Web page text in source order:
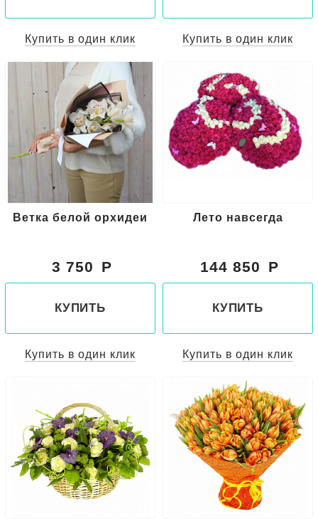
Купить в один клик Купить в один клик
Ветка белой орхидеи
3 750
КУПИТЬ
Купить в один клик
Лето навсегда
144 850
КУПИТЬ
Купить в один клик